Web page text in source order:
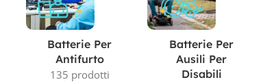
Batterie Per
Antifurto
135 prodotti
Batterie Per
Ausili Per
Disabili